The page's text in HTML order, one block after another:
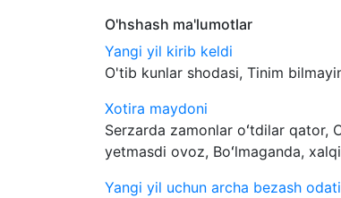
O'hshash ma'lumotlar
Yangi yil kirib keldi
O'tib kunlar shodasi, Tinim
Xotira maydoni
Serzarda zamonlar oʻtdilar qator,
yetmasdi ovoz, Boʻlmaganda,
Yangi yil uchun archa bezash